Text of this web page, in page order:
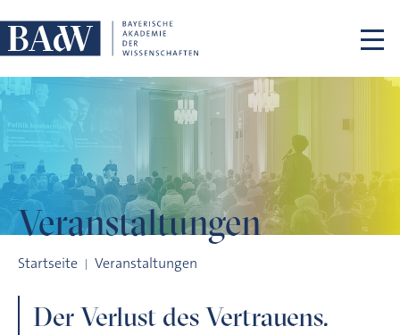
Veranstaltungen
Startseite Veranstaltungen
Der Verlust des Vertrauens.